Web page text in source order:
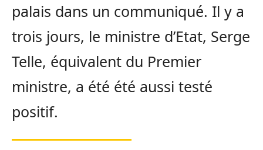
palais dans un communiqué. Il y a
trois jours, le ministre d’Etat, Serge
Telle, équivalent du Premier
ministre, a été été aussi testé
positif.